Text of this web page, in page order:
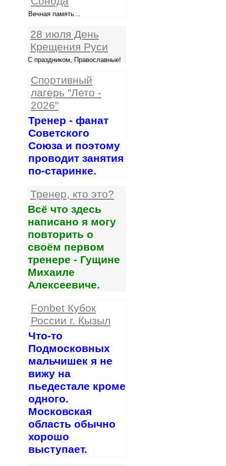
Вечная память...
28 июля День
Крещения Руси
С праздником, Православные!
Спортивный
лагерь "Лето -
2026"
Тренер - фанат
Советского
Союза и поэтому
проводит занятия
по-старинке.
Тренер, кто это?
Всё что здесь
написано я могу
повторить о
своём первом
тренере - Гущине
Михаиле
Алексеевиче.
Fonbet Кубок
России г. Кызыл
Что-то
Подмосковных
мальчишек я не
вижу на
пьедестале кроме
одного.
Московская
область обычно
хорошо
выступает.